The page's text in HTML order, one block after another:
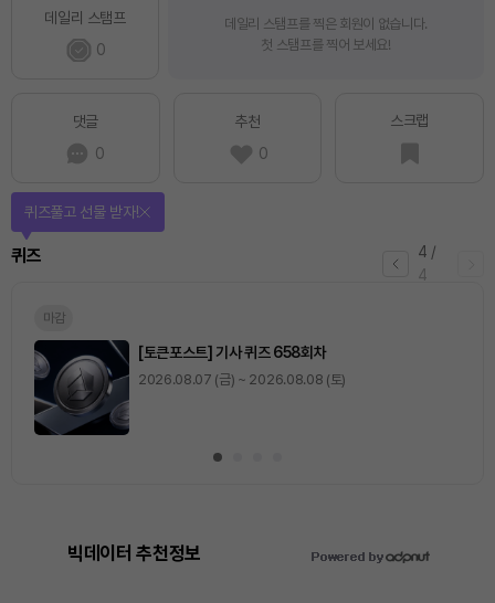
데일리 스탬프
0
데일리 스탬프를 찍은 회원이 없습니다.
첫 스탬프를 찍어 보세요!
댓글
0
추천
0
스크랩
4 /
4
퀴즈
퀴즈풀고 선물 받자!
마감
[토큰포스트] 기사 퀴즈 658회차
2026.08.07 (금) ~ 2026.08.08 (토)
빅데이터 추천정보